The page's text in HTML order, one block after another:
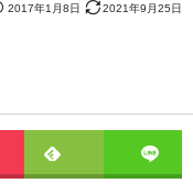
2017年1月8日 2021年9月25日